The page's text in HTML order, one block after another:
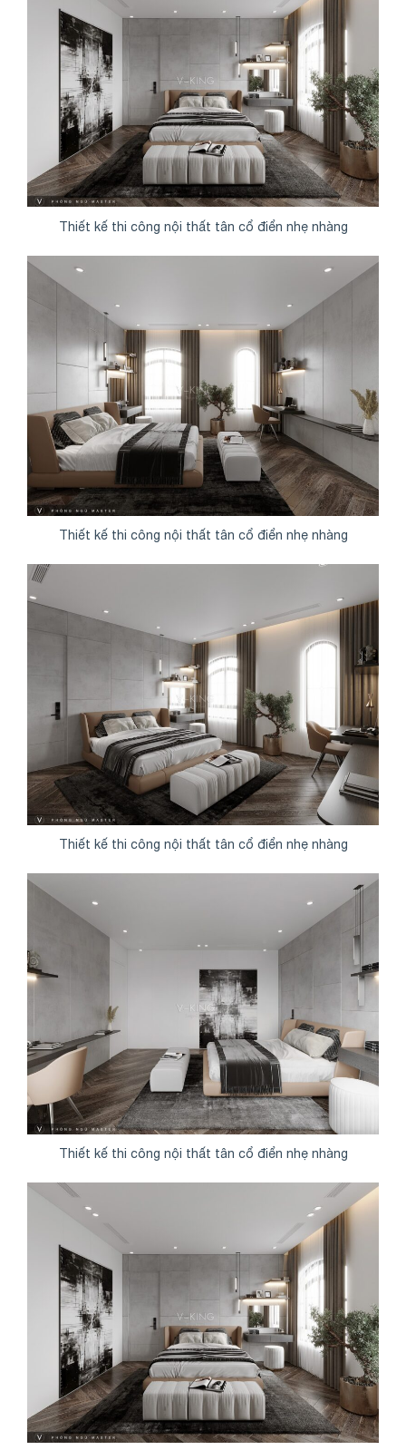
Thiết kế thi công nội thất tân cổ điển nhẹ nhàng
Thiết kế thi công nội thất tân cổ điển nhẹ nhàng
Thiết kế thi công nội thất tân cổ điển nhẹ nhàng
Thiết kế thi công nội thất tân cổ điển nhẹ nhàng